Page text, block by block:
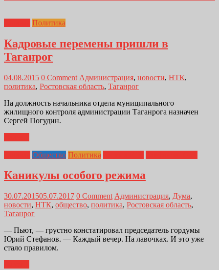
Политика
Кадровые перемены пришли в
Таганрог
04.08.2015 0 Comment Администрация, новости, НТК,
политика, Ростовская область, Таганрог
На должность начальника отдела муниципального
жилищного контроля администрации Таганрога назначен
Сергей Погудин.
Общество Политика
Каникулы особого режима
30.07.201505.07.2017 0 Comment Администрация, Дума,
новости, НТК, общество, политика, Ростовская область,
Таганрог
— Пьют, — грустно констатировал председатель гордумы
Юрий Стефанов. — Каждый вечер. На лавочках. И это уже
стало правилом.